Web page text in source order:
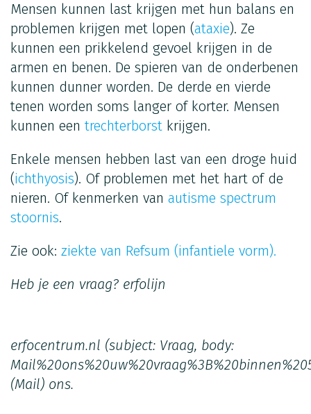
Mensen kunnen last krijgen met hun balans en
problemen krijgen met lopen (ataxie). Ze
kunnen een prikkelend gevoel krijgen in de
armen en benen. De spieren van de onderbenen
kunnen dunner worden. De derde en vierde
tenen worden soms langer of korter. Mensen
kunnen een trechterborst krijgen.
Enkele mensen hebben last van een droge huid
(ichthyosis). Of problemen met het hart of de
nieren. Of kenmerken van autisme spectrum
stoornis.
Zie ook: ziekte van Refsum (infantiele vorm).
Heb je een vraag? erfolijn
erfocentrum.nl (subject: Vraag, body:
(Mail) ons.